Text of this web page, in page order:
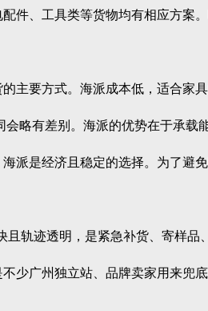
、工具类等货物均有相应方案
要方式。海派成本低，适合家具
有差别。海派的优势在于承载能
是经济且稳定的选择。为了避免
迹透明，是紧急补货、寄样品
广州独立站、品牌卖家用来兜底